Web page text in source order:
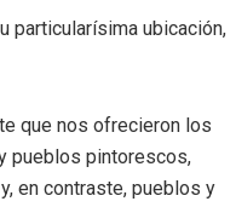
particularísima ubicación,
que nos ofrecieron los
pueblos pintorescos,
en contraste, pueblos y